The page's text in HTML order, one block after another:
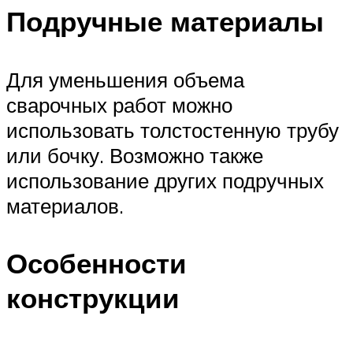
Подручные материалы
Для уменьшения объема
сварочных работ можно
использовать толстостенную трубу
или бочку. Возможно также
использование других подручных
материалов.
Особенности
конструкции